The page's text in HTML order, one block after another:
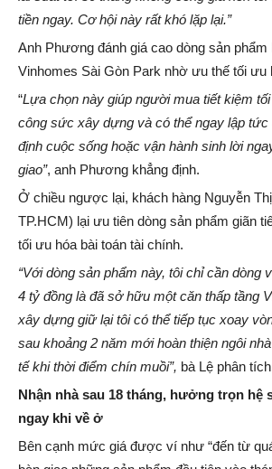
tiền ngay. Cơ hội này rất khó lặp lại.”
Anh Phương đánh giá cao dòng sản phẩm
Vinhomes Sài Gòn Park nhờ ưu thế tối ưu
“Lựa chọn này giúp người mua tiết kiệm
công sức xây dựng và có thể ngay lập tức
định cuộc sống hoặc vận hành sinh lời
giao”, anh Phương khẳng định.
Ở chiều ngược lại, khách hàng Nguyễn
TP.HCM) lại ưu tiên dòng sản phẩm giãn
tối ưu hóa bài toán tài chính.
“Với dòng sản phẩm này, tôi chỉ cần dòng
4 tỷ đồng là đã sở hữu một căn thấp tầng
xây dựng giữ lạitôi có thể tiếp tục xoay
sau khoảng 2 năm mới hoàn thiện ngôi
tế khi thời điểm chín muồi”, bà Lệ phân
Nhận nhà sau 18 tháng, hưởng trọn hệ
ngay khi về ở
Bên cạnh mức giá được ví như “đến từ